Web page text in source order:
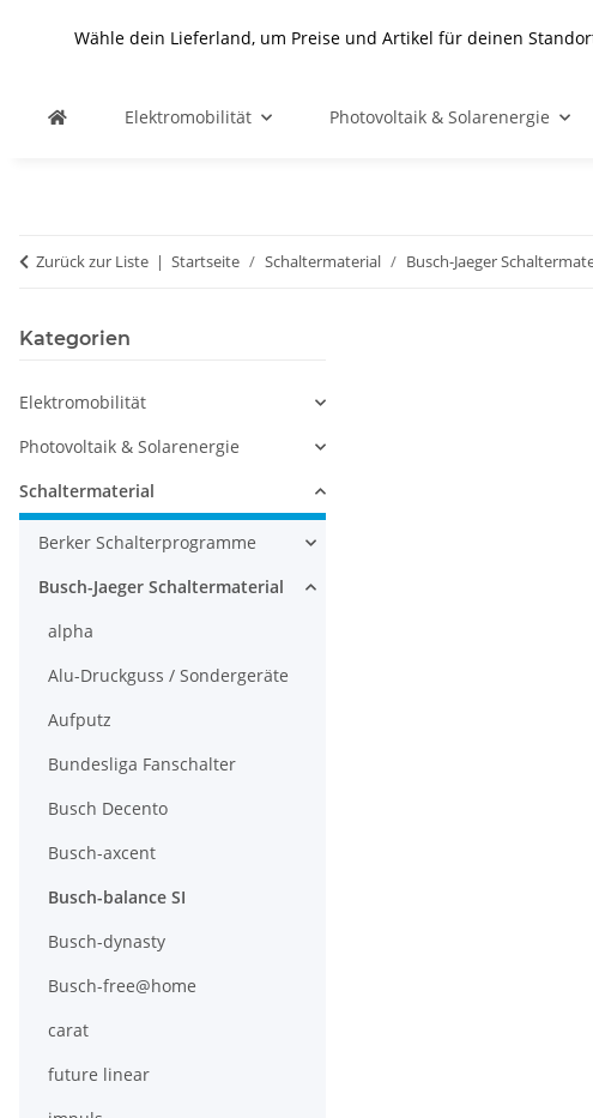
Wähle dein Lieferland, um Preise und Artikel für deinen
Elektromobilität Photovoltaik & Solarenergie
Zurück zur Liste Startseite Schaltermaterial Busch-Jaeger
Kategorien
Elektromobilität
Photovoltaik & Solarenergie
Schaltermaterial
Berker Schalterprogramme
Busch-Jaeger Schaltermaterial
alpha
Alu-Druckguss / Sondergeräte
Aufputz
Bundesliga Fanschalter
Busch Decento
Busch-axcent
Busch-balance SI
Busch-dynasty
Busch-free@home
carat
future linear